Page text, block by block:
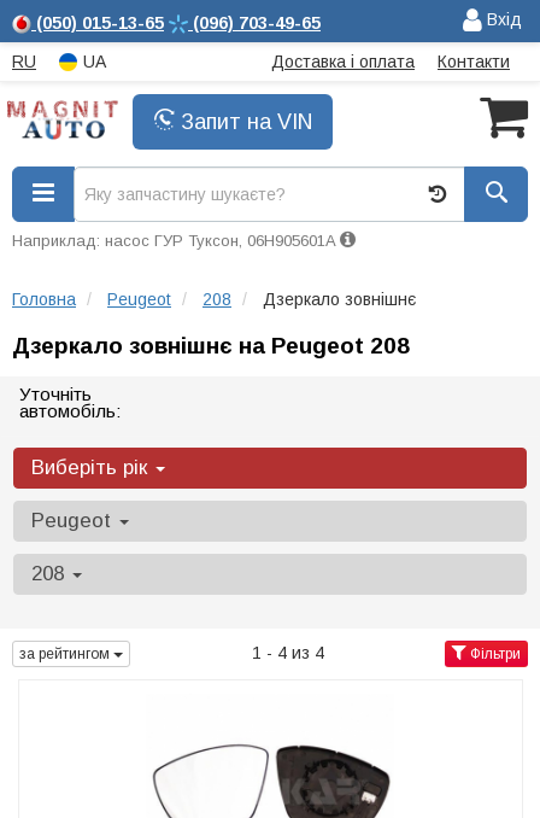
(050) 015-13-65 (096) 703-49-65 Вхід
RU UA Доставка і оплата Контакти
Запит на VIN
Наприклад: насос ГУР Туксон, 06H905601A
Головна Peugeot 208 Дзеркало зовнішнє
Дзеркало зовнішнє на Peugeot 208
Уточніть
автомобіль:
Виберіть рік
Peugeot
208
за рейтингом 1 - 4 из 4 Фільтри